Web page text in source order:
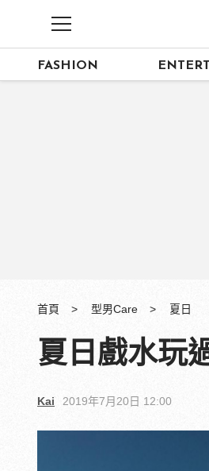
FASHION
首頁 型男Care 夏日
夏日戲水玩
Kai 2019年7月20日 12:00